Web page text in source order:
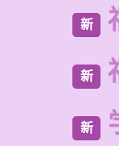
新
新
新